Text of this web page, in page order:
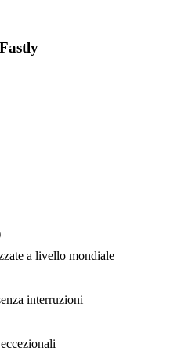
a livello mondiale
interruzioni